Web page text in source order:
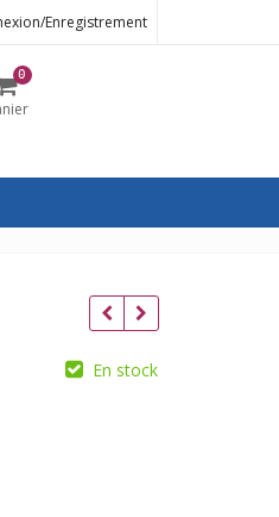
Enregistrement
0
En stock